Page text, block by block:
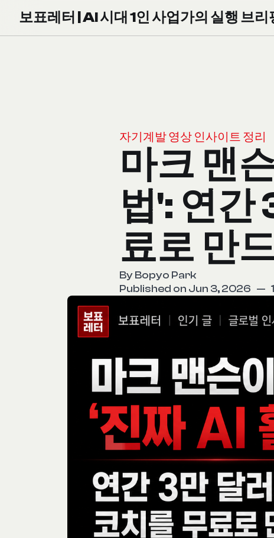
보표레터 | AI 시대 1인 사업가의 실행 브리
자기계발 영상 인사이트 정리
마크 맨
법': 연간
료로 만
ByBopyo Park
Published on Jun 3, 2026 —